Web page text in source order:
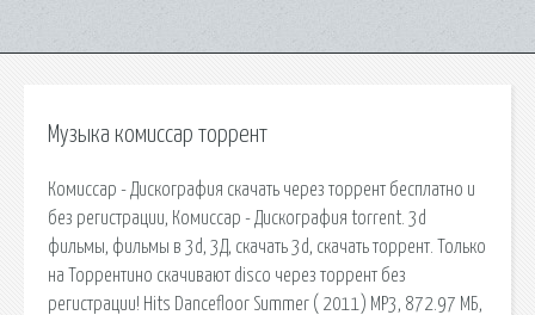
Музыка комиссар торрент
Комиссар - Дискография скачать через торрент бесплатно и
без регистрации, Комиссар - Дискография torrent. 3d
фильмы, фильмы в 3d, 3Д, скачать 3d, скачать торрент. Только
на Торрентино скачивают disco через торрент без
регистрации! Hits Dancefloor Summer ( 2011) MP3, 872.97 МБ,